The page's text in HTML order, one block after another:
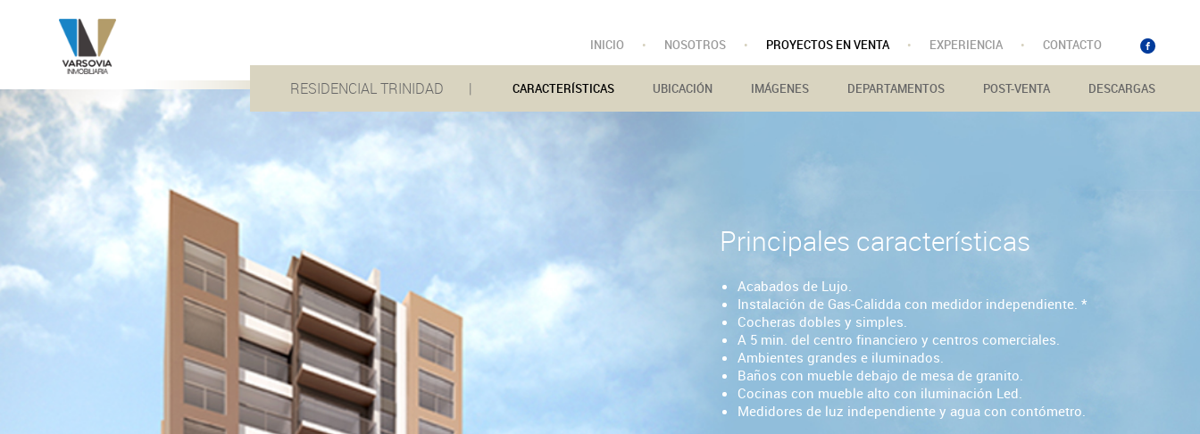
INICIO • NOSOTROS • PROYECTOS EN VENTA • EXPERIENCIA • CONTACTO
RESIDENCIAL TRINIDAD | CARACTERÍSTICAS UBICACIÓN IMÁGENES DEPARTAMENTOS POST-VENTA DESCARGAS
Principales características
Acabados de Lujo.
Instalación de Gas-Calidda con medidor independiente. *
Cocheras dobles y simples.
A 5 min. del centro financiero y centros comerciales.
Ambientes grandes e iluminados.
Baños con mueble debajo de mesa de granito.
Cocinas con mueble alto con iluminación Led.
Medidores de luz independiente y agua con contómetro.